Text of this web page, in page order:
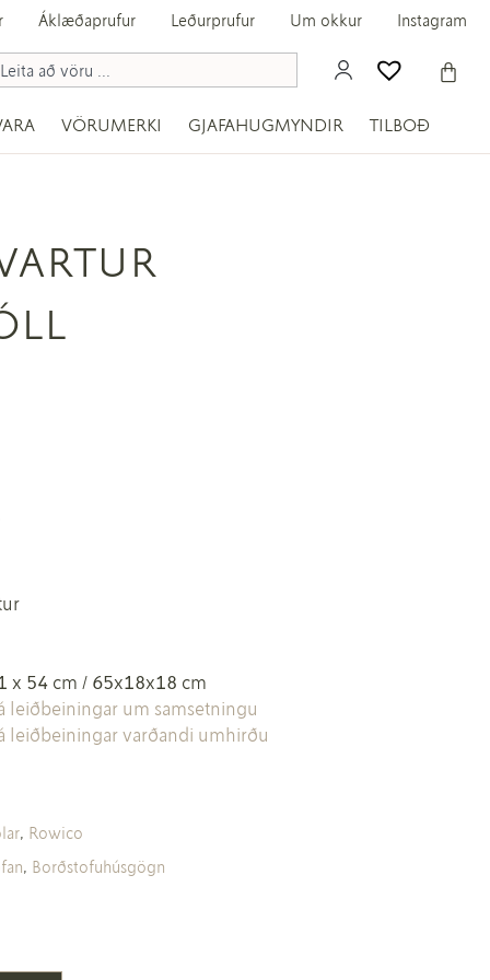
Áklæðaprufur Leðurprufur Um okkur Instagram
VÖRUMERKI GJAFAHUGMYNDIR TILBOÐ
x 54 cm / 65x18x18 cm
leiðbeiningar um samsetningu
leiðbeiningar varðandi umhirðu
, Rowico
, Borðstofuhúsgögn